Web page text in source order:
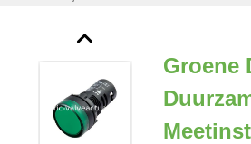
Groene